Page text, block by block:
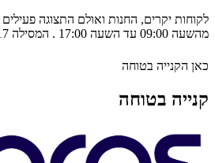
לקוחות יקרים, החנות ואולם התצוגה
מהשעה 09:00 עד השעה 17:00 . המסילה 17 נשר .
כאן הקנייה בטוחה
קנייה בטוחה